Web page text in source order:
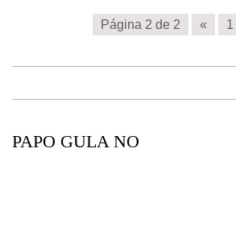
Página 2 de 2 « 1
PAPO GULA NO